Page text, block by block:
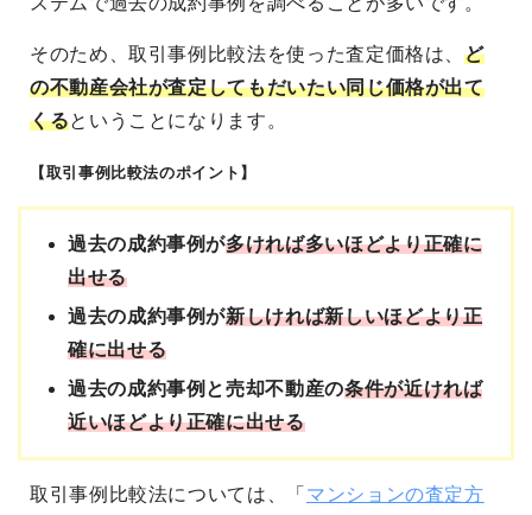
そのため、取引事例比較法を使った査定価格は、ど
の不動産会社が査定してもだいたい同じ価格が出て
くるということになります。
【取引事例比較法のポイント】
過去の成約事例が多ければ多いほどより正確に
出せる
過去の成約事例が新しければ新しいほどより正
確に出せる
過去の成約事例と売却不動産の条件が近ければ
近いほどより正確に出せる
取引事例比較法については、「 マンションの査定方